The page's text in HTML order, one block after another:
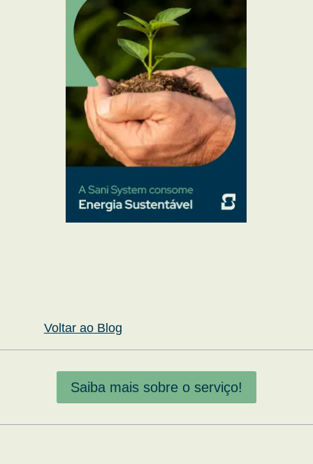
Voltar ao Blog
Saiba mais sobre o serviço!